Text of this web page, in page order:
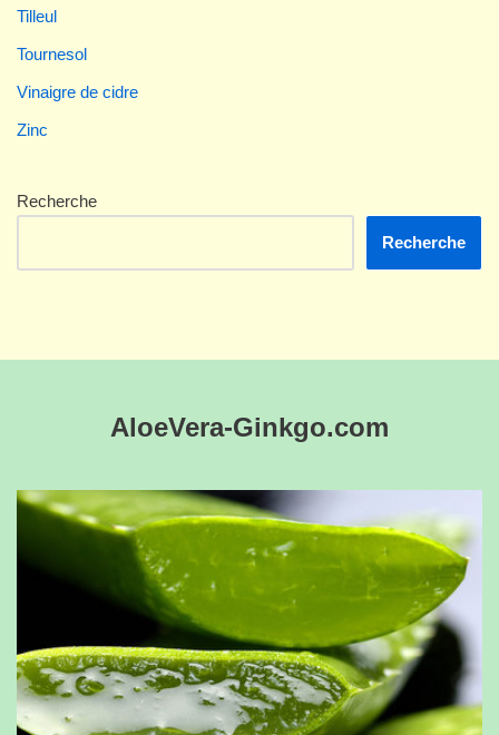
Tilleul
Tournesol
Vinaigre de cidre
Zinc
Recherche
Recherche
AloeVera-Ginkgo.com